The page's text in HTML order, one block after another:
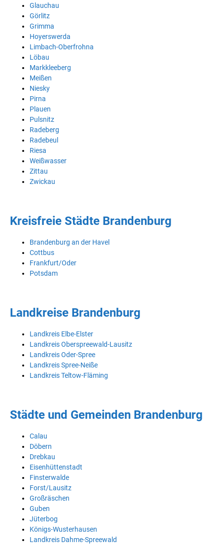
Glauchau
Görlitz
Grimma
Hoyerswerda
Limbach-Oberfrohna
Löbau
Markkleeberg
Meißen
Niesky
Pirna
Plauen
Pulsnitz
Radeberg
Radebeul
Riesa
Weißwasser
Zittau
Zwickau
Kreisfreie Städte Brandenburg
Brandenburg an der Havel
Cottbus
Frankfurt/Oder
Potsdam
Landkreise Brandenburg
Landkreis Elbe-Elster
Landkreis Oberspreewald-Lausitz
Landkreis Oder-Spree
Landkreis Spree-Neiße
Landkreis Teltow-Fläming
Städte und Gemeinden Brandenburg
Calau
Döbern
Drebkau
Eisenhüttenstadt
Finsterwalde
Forst/Lausitz
Großräschen
Guben
Jüterbog
Königs-Wusterhausen
Landkreis Dahme-Spreewald